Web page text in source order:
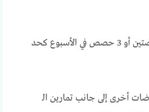
*ينصح بالقيام بحصتين أو 3 حصص في الأسبوع كحد
أخرى إلى جانب تمارين الـ